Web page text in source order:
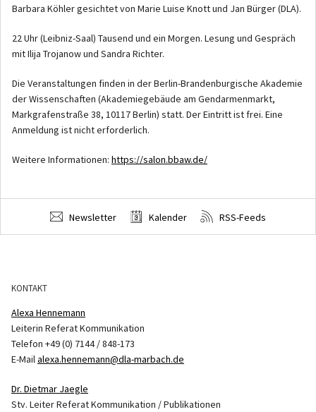
Barbara Köhler gesichtet von Marie Luise Knott und Jan Bürger (DLA).
22 Uhr (Leibniz-Saal) Tausend und ein Morgen. Lesung und Gespräch
mit Ilija Trojanow und Sandra Richter.
Die Veranstaltungen finden in der Berlin-Brandenburgische Akademie
der Wissenschaften (Akademiegebäude am Gendarmenmarkt,
Markgrafenstraße 38, 10117 Berlin) statt. Der Eintritt ist frei. Eine
Anmeldung ist nicht erforderlich.
Weitere Informationen: https://salon.bbaw.de/
Newsletter Kalender RSS-Feeds
KONTAKT
Alexa Hennemann
Leiterin Referat Kommunikation
Telefon +49 (0) 7144 / 848-173
E-Mailalexa.hennemann@dla-marbach.de
Dr. Dietmar Jaegle
Stv. Leiter Referat Kommunikation / Publikationen